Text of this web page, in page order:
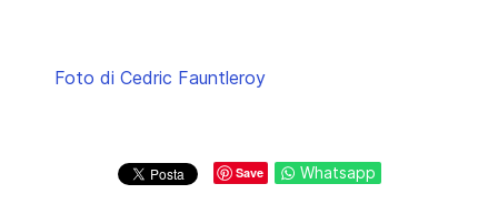
Foto di Cedric Fauntleroy
Save Whatsapp